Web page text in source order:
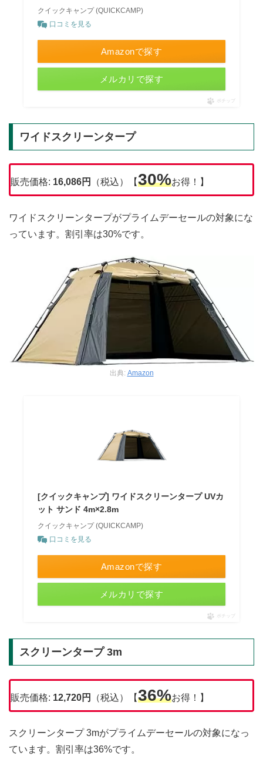
クイックキャンプ (QUICKCAMP)
口コミを見る
Amazonで探す
メルカリで探す
ポチップ
ワイドスクリーンタープ
販売価格: 16,086円 （税込）【30%お得！】
ワイドスクリーンタープがプライムデーセールの対象にな
っています。割引率は30%です。
出典: Amazon
[クイックキャンプ] ワイドスクリーンタープ UVカ
ット サンド 4m×2.8m
クイックキャンプ (QUICKCAMP)
口コミを見る
Amazonで探す
メルカリで探す
ポチップ
スクリーンタープ 3m
販売価格: 12,720円 （税込）【36%お得！】
スクリーンタープ 3mがプライムデーセールの対象になっ
ています。割引率は36%です。